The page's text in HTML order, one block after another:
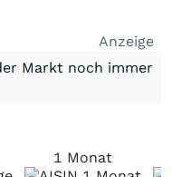
Anzeige
Markt noch immer
1 Monat